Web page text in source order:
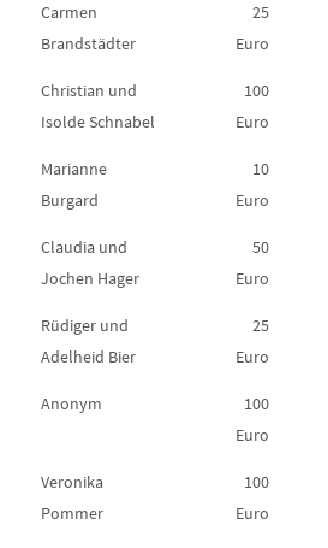
Carmen
Brandstädter
25
Euro
Christian und
Isolde Schnabel
100
Euro
Marianne
Burgard
10
Euro
Claudia und
Jochen Hager
50
Euro
Rüdiger und
Adelheid Bier
25
Euro
Anonym
100
Euro
Veronika
Pommer
100
Euro